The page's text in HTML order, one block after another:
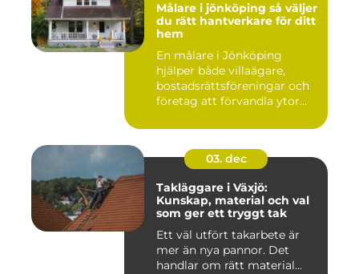
Målare i jönköping så väljer
du rätt hantverkare för ditt
hem
En målare i Jönköping
hjälper både villaägare,
bostadsrättsföreningar och
företag att förvandla ytor...
03. dec
Takläggare i Växjö:
Kunskap, material och val
som ger ett tryggt tak
Ett väl utfört takarbete är
mer än nya pannor. Det
handlar om rätt material...